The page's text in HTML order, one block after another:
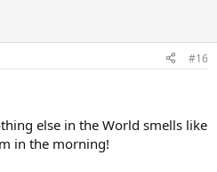
#16
else in the World smells like
in the morning!